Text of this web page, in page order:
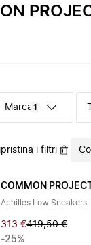
Marca 1
i filtri
COMMON
Achilles Low Sneakers
313 €419,50 €
-25%